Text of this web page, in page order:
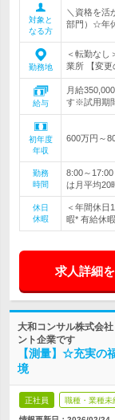
対象と
なる方
＼資格を活
部門）☆年
勤務地
＜転勤なし
業所 【変更
給与
月給
す※試用期
初年度
年収
600万円～
勤務
時間
8:00～
は月平均20
休日
休暇
＜年間休日
暇* 有給休
求人詳細
大和コンサル株式会
ント企業です
【測量】☆充実の
境
正社員 職種・業種未